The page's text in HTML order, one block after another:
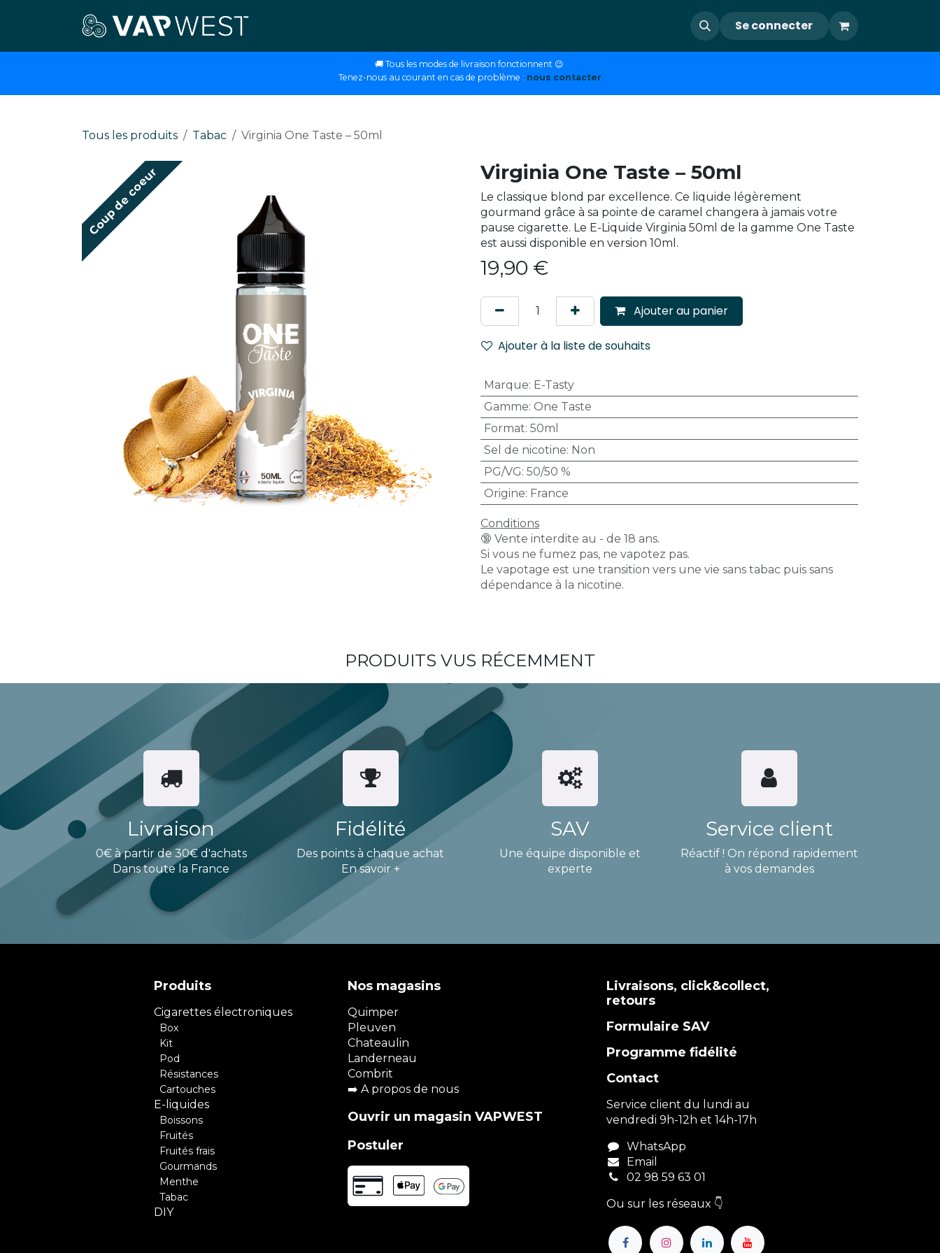
Se connecter
🚚 Tous les modes de livraison fonctionnent 😉
Tenez-nous au courant en cas de problème : nous contacter
Tous les produits Tabac Virginia One Taste – 50ml
Coup de coeur Virginia One Taste – 50ml
Le classique blond par excellence. Ce liquide légèrement
gourmand grâce à sa pointe de caramel changera à jamais votre
pause cigarette. Le E-Liquide Virginia 50ml de la gamme One Taste
est aussi disponible en version 10ml.
19,90 €
Ajouter au panier
Ajouter à la liste de souhaits
Marque: E-Tasty
Gamme: One Taste
Format: 50ml
Sel de nicotine: Non
PG/VG: 50/50 %
Origine: France
Conditions
🔞 Vente interdite au - de 18 ans.
Si vous ne fumez pas, ne vapotez pas.
Le vapotage est une transition vers une vie sans tabac puis sans
dépendance à la nicotine.
PRODUITS VUS RÉCEMMENT
Livraison
0€ à partir de 30€ d'achats
Dans toute la France
Fidélité
Des points à chaque achat
En savoir +
SAV
Une équipe disponible et
experte
Service client
Réactif ! On répond rapidement
à vos demandes
Produits
Cigarettes électroniques
Box
Kit
Pod
Résistances
Cartouches
E-liquides
Boissons
Fruités
Fruités frais
Gourmands
Menthe
Tabac
DIY
Livraisons, click&collect,
retours
Formulaire SAV
Programme fidélité
Contact
Service client du lundi au
vendredi 9h-12h et 14h-17h
WhatsApp
Email
02 98 59 63 01
Ou sur les réseaux 👇
Nos magasins
Quimper
Pleuven
Chateaulin
Landerneau
Combrit
➡️ A propos de nous
Ouvrir un magasin VAPWEST
Postuler